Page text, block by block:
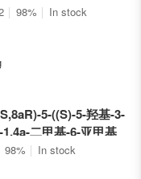
98% In stock
5-((S)-5-羟基-3-
二甲基-6-亚甲基
酸
98% In stock